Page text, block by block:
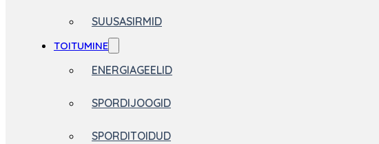
SUUSASIRMID
TOITUMINE
ENERGIAGEELID
SPORDIJOOGID
SPORDITOIDUD